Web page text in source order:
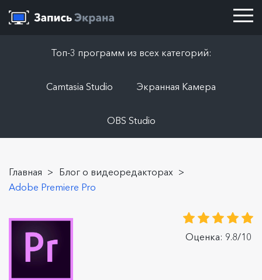
Топ-3 программ из всех категорий:
Camtasia Studio Экранная Камера
OBS Studio
Главная > Блог о видеоредакторах >
Adobe Premiere Pro
Оценка: 9.8/10